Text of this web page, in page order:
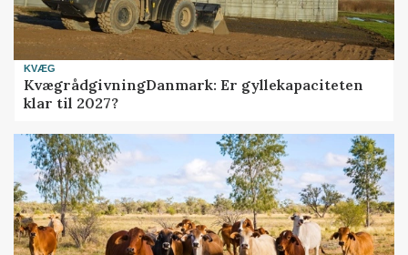
KVÆG
KvægrådgivningDanmark: Er gyllekapaciteten
klar til 2027?